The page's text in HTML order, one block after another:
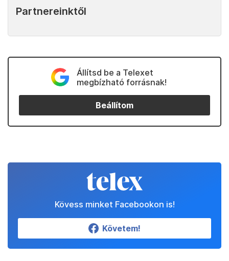
Partnereinktől
Állítsd be a Telexet
megbízható forrásnak!
Beállítom
Kövess minket Facebookon is!
Követem!